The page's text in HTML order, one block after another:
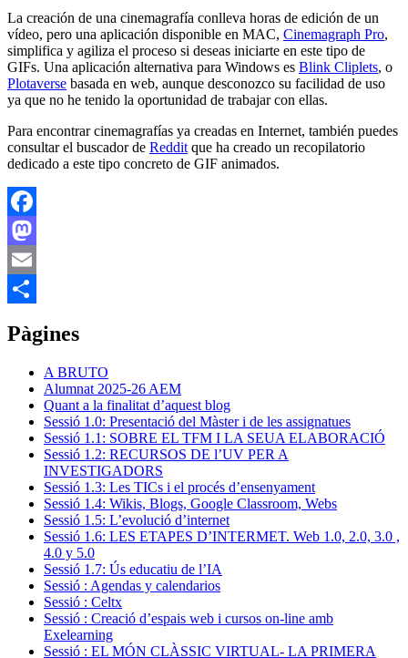
La creación de una cinemagrafía conlleva horas de edición de un
vídeo, pero una aplicación disponible en MAC, Cinemagraph Pro,
simplifica y agiliza el proceso si deseas iniciarte en este tipo de
GIFs. Una aplicación alternativa para Windows es Blink Cliplets, o
Plotaverse basada en web, aunque desconozco su facilidad de uso
ya que no he tenido la oportunidad de trabajar con ellas.
Para encontrar cinemagrafías ya creadas en Internet, también puedes
consultar el buscador de Reddit que ha creado un recopilatorio
dedicado a este tipo concreto de GIF animados.
Facebook
Mastodon
Email
Pàgines
A BRUTO
Alumnat 2025-26 AEM
Quant a la finalitat d’aquest blog
Sessió 1.0: Presentació del Màster i de les assignatues
Sessió 1.1: SOBRE EL TFM I LA SEUA ELABORACIÓ
Sessió 1.2: RECURSOS DE l’UV PER A
INVESTIGADORS
Sessió 1.3: Les TICs i el procés d’ensenyament
Sessió 1.4: Wikis, Blogs, Google Classroom, Webs
Sessió 1.5: L’evolució d’internet
Sessió 1.6: LES ETAPES D’INTERMET. Web 1.0, 2.0, 3.0 ,
4.0 y 5.0
Sessió 1.7: Ús educatiu de l’IA
Sessió : Agendas y calendarios
Sessió : Celtx
Sessió : Creació d’espais web i cursos on-line amb
Exelearning
Sessió : EL MÓN CLÀSSIC VIRTUAL- LA PRIMERA